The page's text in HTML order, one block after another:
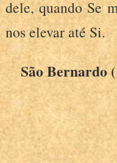
dele, quando Se
nos elevar até Si.
São Bernardo